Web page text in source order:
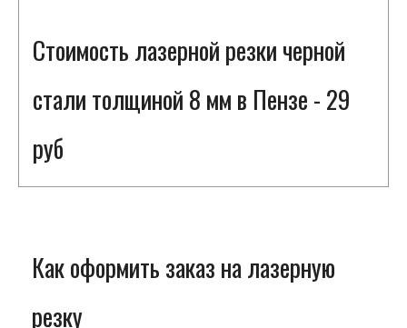
Стоимость лазерной резки черной
стали толщиной 8 мм в Пензе - 29
руб
Как оформить заказ на лазерную
резку